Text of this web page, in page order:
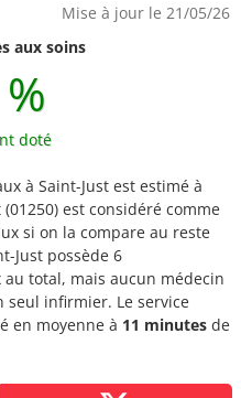
Mise à jour le 21/05/26
aux soins
doté
à Saint-Just est estimé à
est considéré comme
si on la compare au reste
Just possède 6
total, mais aucun médecin
infirmier. Le service
en moyenne à 11 minutes de